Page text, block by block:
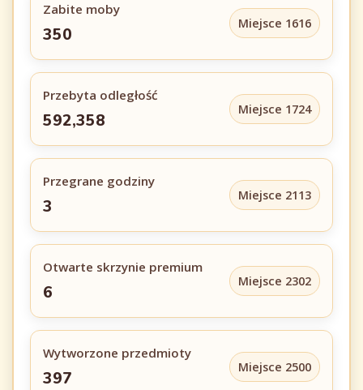
Zabite moby
350
Miejsce 1616
Przebyta odległość
592,358
Miejsce 1724
Przegrane godziny
3
Miejsce 2113
Otwarte skrzynie premium
6
Miejsce 2302
Wytworzone przedmioty
397
Miejsce 2500